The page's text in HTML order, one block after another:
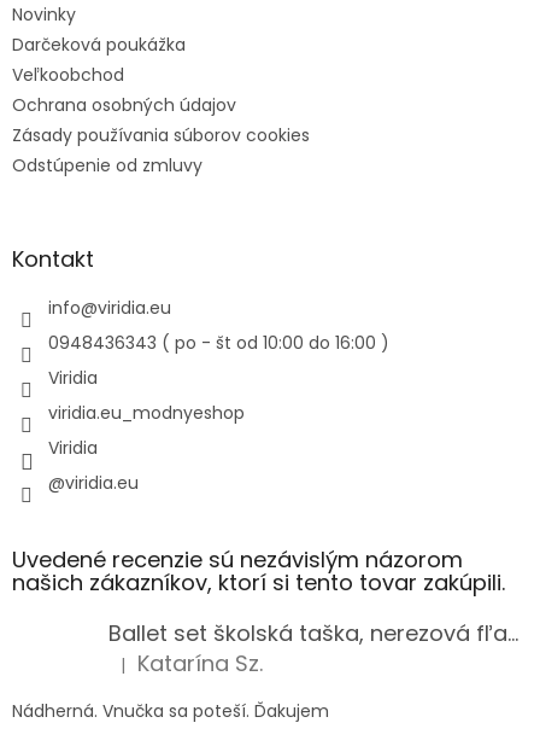
Novinky
Darčeková poukážka
Veľkoobchod
Ochrana osobných údajov
Zásady používania súborov cookies
Odstúpenie od zmluvy
Kontakt
info@viridia.eu
0948436343 ( po - št od 10:00 do 16:00 )
Viridia
viridia.eu_modnyeshop
Viridia
@viridia.eu
Uvedené recenzie sú nezávislým názorom
našich zákazníkov, ktorí si tento tovar zakúpili.
Ballet set školská taška, nerezová fľaša a plný peračník s motívom baletky pre dievča
Hodnotenie produktu je 5 z 5 hviezdičiek.
| Katarína Sz.
Nádherná. Vnučka sa poteší. Ďakujem